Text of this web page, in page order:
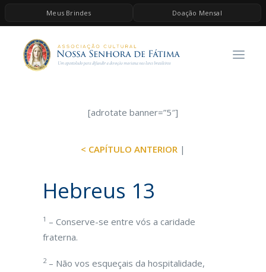
Meus Brindes Doação Mensal
HOME
A ASSOCIAÇÃO
ESPIRITUALIDADE[adrotate banner=”5″]
< CAPÍTULO ANTERIOR |
Hebreus 13
1 – Conserve-se entre vós a caridade
fraterna.
2– Não vos esqueçais da hospitalidade,